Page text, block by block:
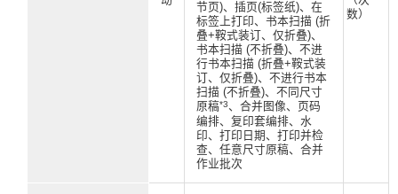
节页)、插页(标签纸)、在
标签上打印、书本扫描 (折
叠+鞍式装订、仅折叠)、
书本扫描 (不折叠)、不进
行书本扫描 (折叠+鞍式装
订、仅折叠)、不进行书本
扫描 (不折叠)、不同尺寸
原稿*3、合并图像、页码
编排、复印套编排、水
印、打印日期、打印并检
查、任意尺寸原稿、合并
作业批次
数）